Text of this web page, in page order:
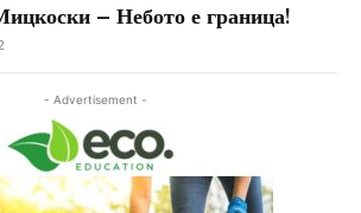
– Небото е граница!
- Advertisement -